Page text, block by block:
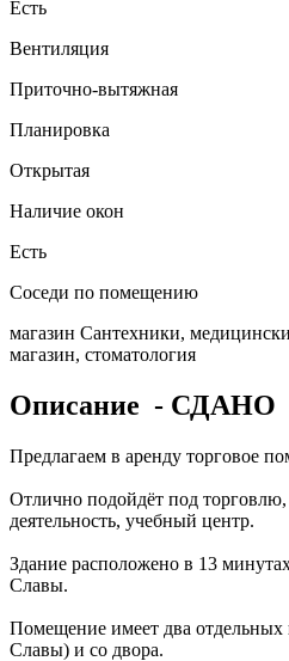
Есть
Вентиляция
Приточно-вытяжная
Планировка
Открытая
Наличие окон
Есть
Соседи по помещению
магазин Сантехники,
магазин, стоматология
Описание - СДАНО
Предлагаем в аренду торговое
Отлично подойдёт под
деятельность, учебный центр.
Здание расположено в 13
Славы.
Помещение имеет два отдельных
Славы) и со двора.